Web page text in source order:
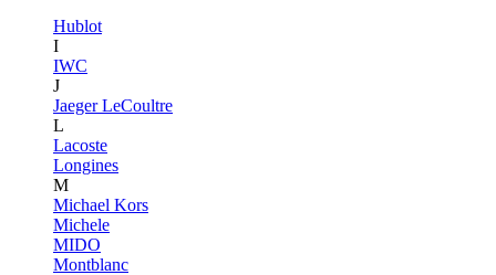
Hublot
I
IWC
J
Jaeger LeCoultre
L
Lacoste
Longines
M
Michael Kors
Michele
MIDO
Montblanc